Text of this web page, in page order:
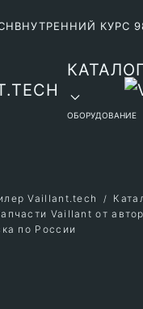
ВНУТРЕННИЙ КУРС
ОБОРУДОВАНИЕ
Vaillant.tech
Vaillant от
по России